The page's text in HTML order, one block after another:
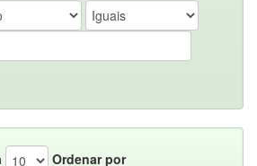
Ordenar por